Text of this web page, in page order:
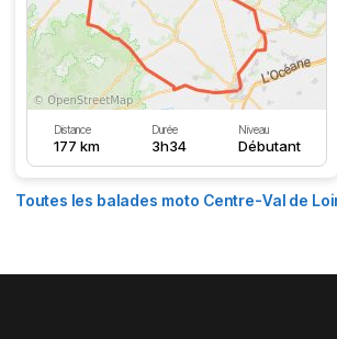
Distance
177 km
Durée
3h34
Niveau
Débutant
Toutes les balades moto Centre-Val de